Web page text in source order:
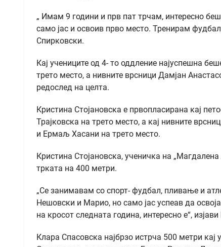
„ Имам 9 години и прв пат трчам, интересно
само јас и освоив прво место. Тренирам
Спирковски.
Кај учениците од 4- то оддление најуспешна
трето место, а нивните врсници Дамјан
редослед на целта.
Кристина Стојановска е првопласирана кај
Трајковска на трето место, а кај нивните
и Ермаљ Хасани на трето место.
Кристина Стојановска, ученичка на
трката на 400 метри.
„Се занимавам со спорт- фудбал, пливање и
Нешовски и Марио, но само јас успеав да
на кросот следната година, интересно е“,
Клара Спасовска најбрзо истрча 500 метри